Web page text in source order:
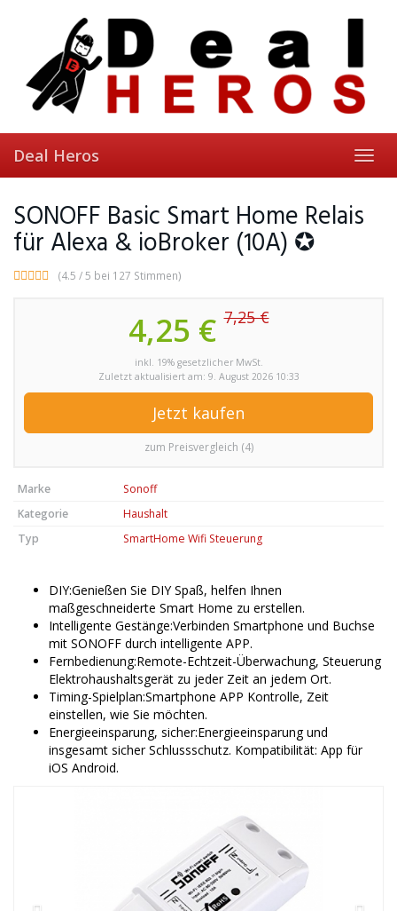
Deal Heros
SONOFF Basic Smart Home Relais
für Alexa & ioBroker (10A) ✪
(4.5 / 5 bei 127 Stimmen)
4,25 €7,25 €
inkl. 19% gesetzlicher MwSt.
Zuletzt aktualisiert am: 9. August 2026 10:33
Jetzt kaufen
zum Preisvergleich (4)
Marke
Sonoff
Kategorie
Haushalt
Typ
SmartHome Wifi Steuerung
DIY:Genießen Sie DIY Spaß, helfen Ihnen
maßgeschneiderte Smart Home zu erstellen.
Intelligente Gestänge:Verbinden Smartphone und Buchse
mit SONOFF durch intelligente APP.
Fernbedienung:Remote-Echtzeit-Überwachung, Steuerung
Elektrohaushaltsgerät zu jeder Zeit an jedem Ort.
Timing-Spielplan:Smartphone APP Kontrolle, Zeit
einstellen, wie Sie möchten.
Energieeinsparung, sicher:Energieeinsparung und
insgesamt sicher Schlussschutz. Kompatibilität: App für
iOS Android.